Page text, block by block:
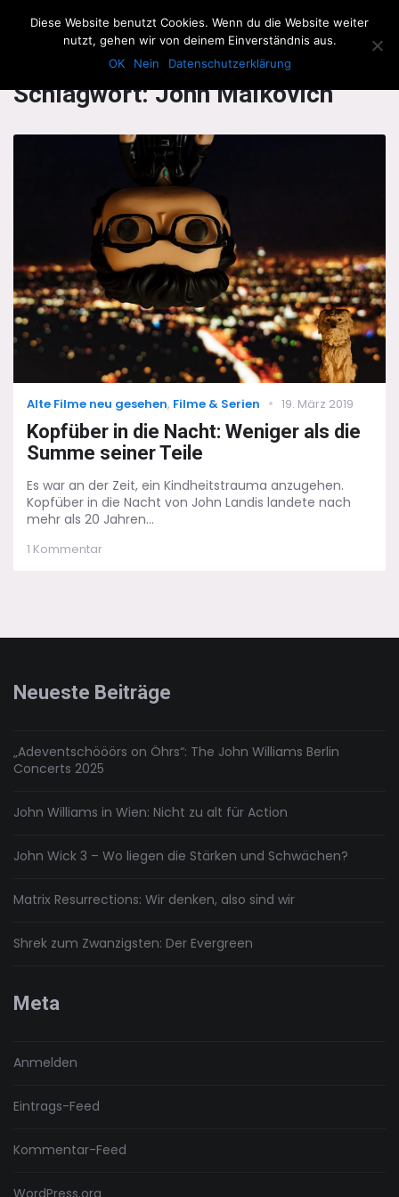
The Howling Men
Schlagwort:John Malkovich
Categories
Alte Filme neu gesehen, Filme & Serien
Posted
19. März 2019
Kopfüber in die Nacht: Weniger als die
Summe seiner Teile
Es war an der Zeit, ein Kindheitstrauma anzugehen.
Kopfüber in die Nacht von John Landis landete nach
mehr als 20 Jahren...
1 Kommentarzu
seiner
Neueste Beiträge
„Adeventschööörs on Öhrs“: The John Williams Berlin
Concerts 2025
John Williams in Wien: Nicht zu alt für Action
John Wick 3 – Wo liegen die Stärken und Schwächen?
Matrix Resurrections: Wir denken, also sind wir
Shrek zum Zwanzigsten: Der Evergreen
Meta
Anmelden
Eintrags-Feed
Kommentar-Feed
WordPress.org
Diese Website benutzt Cookies. Wenn du die Website weiter
nutzt, gehen wir von deinem Einverständnis aus.
OK
Nein Datenschutzerklärung